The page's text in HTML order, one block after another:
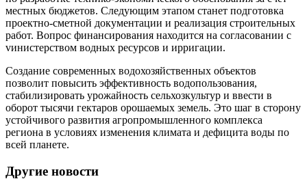
местных бюджетов. Следующим этапом станет подготовка
проектно-сметной документации и реализация строительных
работ. Вопрос финансирования находится на согласовании с
vинистерством водных ресурсов и ирригации.
Создание современных водохозяйственных объектов
позволит повысить эффективность водопользования,
стабилизировать урожайность сельхозкультур и ввести в
оборот тысячи гектаров орошаемых земель. Это шаг в сторону
устойчивого развития агропромышленного комплекса
региона в условиях изменения климата и дефицита воды по
всей планете.
Другие новости